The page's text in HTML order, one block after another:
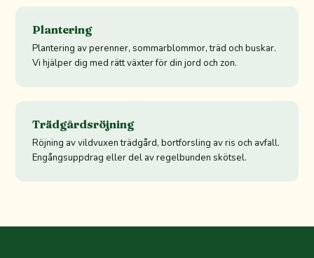
Plantering
Plantering av perenner, sommarblommor, träd och buskar.
Vi hjälper dig med rätt växter för din jord och zon.
Trädgårdsröjning
Röjning av vildvuxen trädgård, bortforsling av ris och avfall.
Engångsuppdrag eller del av regelbunden skötsel.